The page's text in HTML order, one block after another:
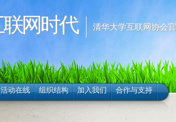
联网时代 清华大学互联网协会
活动在线 组织结构 加入我们 合作与支持